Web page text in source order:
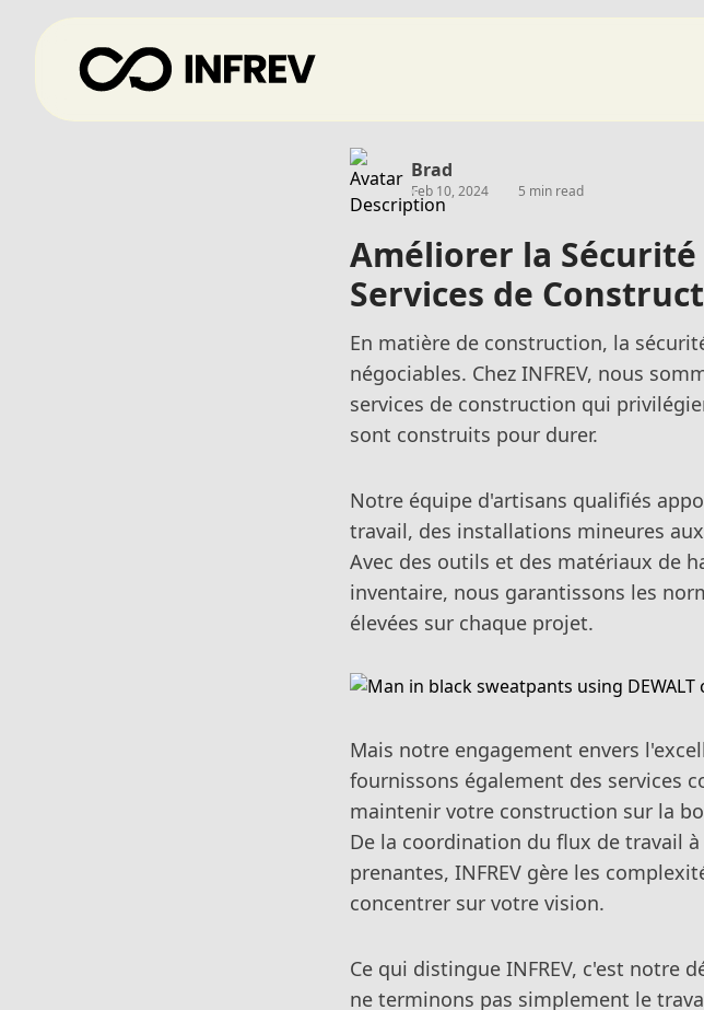
Brad
Feb 10, 2024 5 min read
Améliorer la
Services de
En matière de construction, la
négociables. Chez INFREV, nous
services de construction qui
sont construits pour durer.
Notre équipe d'artisans qualifiés
travail, des installations mineures
Avec des outils et des matériaux de
inventaire, nous garantissons les
élevées sur chaque projet.
Mais notre engagement envers
fournissons également des services
maintenir votre construction sur la
De la coordination du flux de travail
prenantes, INFREV gère les
concentrer sur votre vision.
Ce qui distingue INFREV, c'est notre
ne terminons pas simplement le